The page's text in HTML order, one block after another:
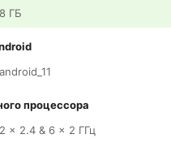
8 ГБ
android_11
процессора
2 x 2.4 & 6 x 2 ГГц